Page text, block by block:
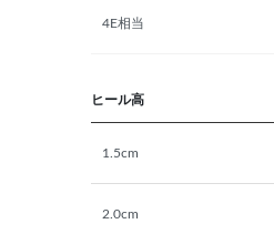
4E相当
ヒール高
1.5cm
2.0cm